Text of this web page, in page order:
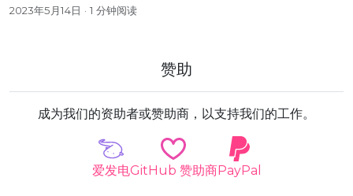
2023年5月14日 1 分钟阅读
赞助
成为我们的资助者或赞助商，以支持我们的工作。
爱发电GitHub 赞助商PayPal